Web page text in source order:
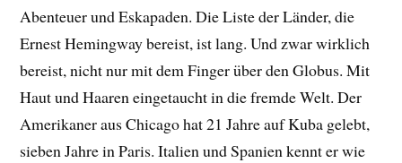
Abenteuer und Eskapaden. Die Liste der Länder, die
Ernest Hemingway bereist, ist lang. Und zwar wirklich
bereist, nicht nur mit dem Finger über den Globus. Mit
Haut und Haaren eingetaucht in die fremde Welt. Der
Amerikaner aus Chicago hat 21 Jahre auf Kuba gelebt,
sieben Jahre in Paris. Italien und Spanien kennt er wie